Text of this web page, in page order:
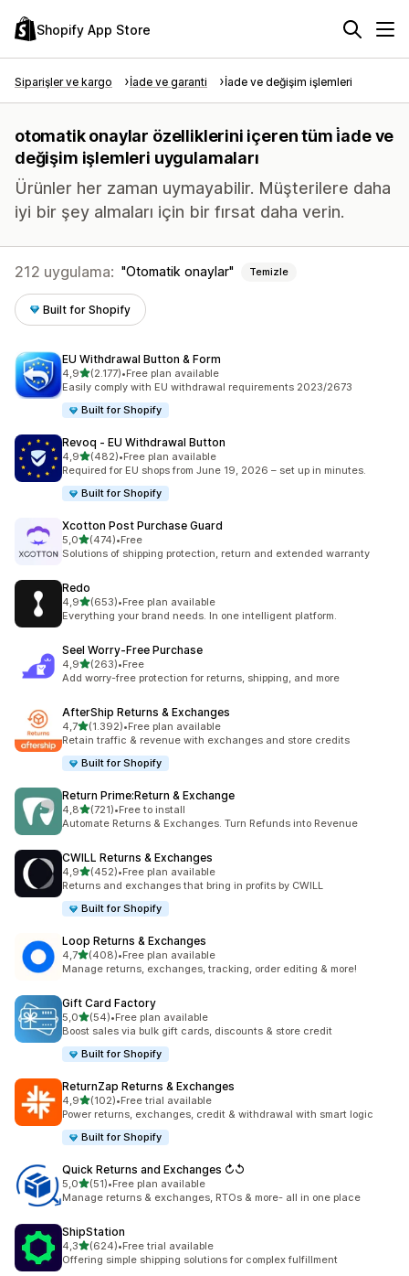
Shopify App Store
Siparişler ve kargo İade ve garanti İade ve değişim işlemleri
otomatik onaylar özelliklerini içeren tüm i̇ade ve
değişim işlemleri uygulamaları
Ürünler her zaman uymayabilir. Müşterilere daha
iyi bir şey almaları için bir fırsat daha verin.
212 uygulama: Otomatik onaylar Temizle
Built for Shopify
EU Withdrawal Button & Form
4,95 yıldız üzerinden
(2.177)
toplam 2177 değerlendirme
•Free plan available
Easily comply with EU withdrawal requirements 2023/2673
Built for Shopify
Revoq ‑ EU Withdrawal Button
4,95 yıldız üzerinden
(482)
toplam 482 değerlendirme
•Free plan available
Required for EU shops from June 19, 2026 – set up in minutes.
Built for Shopify
Xcotton Post Purchase Guard
5,05 yıldız üzerinden
(474)
toplam 474 değerlendirme
•Free
Solutions of shipping protection, return and extended warranty
Redo
4,95 yıldız üzerinden
(653)
toplam 653 değerlendirme
•Free plan available
Everything your brand needs. In one intelligent platform.
Seel Worry‑Free Purchase
4,95 yıldız üzerinden
(263)
toplam 263 değerlendirme
•Free
Add worry-free protection for returns, shipping, and more
AfterShip Returns & Exchanges
4,75 yıldız üzerinden
(1.392)
toplam 1392 değerlendirme
•Free plan available
Retain traffic & revenue with exchanges and store credits
Built for Shopify
Return Prime:Return & Exchange
4,85 yıldız üzerinden
(721)
toplam 721 değerlendirme
•Free to install
Automate Returns & Exchanges. Turn Refunds into Revenue
CWILL Returns & Exchanges
4,95 yıldız üzerinden
(452)
toplam 452 değerlendirme
•Free plan available
Returns and exchanges that bring in profits by CWILL
Built for Shopify
Loop Returns & Exchanges
4,75 yıldız üzerinden
(408)
toplam 408 değerlendirme
•Free plan available
Manage returns, exchanges, tracking, order editing & more!
Gift Card Factory
5,05 yıldız üzerinden
(54)
toplam 54 değerlendirme
•Free plan available
Boost sales via bulk gift cards, discounts & store credit
Built for Shopify
ReturnZap Returns & Exchanges
4,95 yıldız üzerinden
(102)
toplam 102 değerlendirme
•Free trial available
Power returns, exchanges, credit & withdrawal with smart logic
Built for Shopify
Quick Returns and Exchanges ↻↺
5,05 yıldız üzerinden
(51)
toplam 51 değerlendirme
•Free plan available
Manage returns & exchanges, RTOs & more- all in one place
ShipStation
4,35 yıldız üzerinden
(624)
toplam 624 değerlendirme
•Free trial available
Offering simple shipping solutions for complex fulfillment